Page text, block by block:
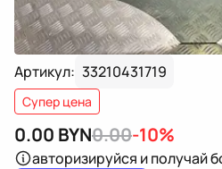
Артикул: 33210431719
Супер цена
0.00 BYN0.00-10%
авторизируйся и получай